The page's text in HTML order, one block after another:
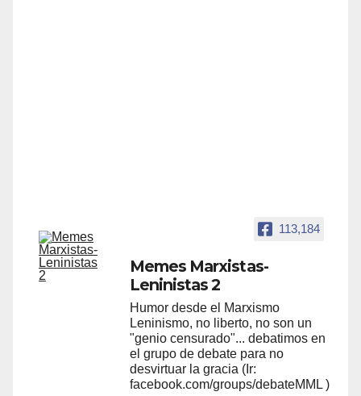
113,184
Memes Marxistas-
Leninistas 2
Humor desde el Marxismo
Leninismo, no liberto, no son un
"genio censurado"... debatimos en
el grupo de debate para no
desvirtuar la gracia (Ir:
facebook.com/groups/debateMML )